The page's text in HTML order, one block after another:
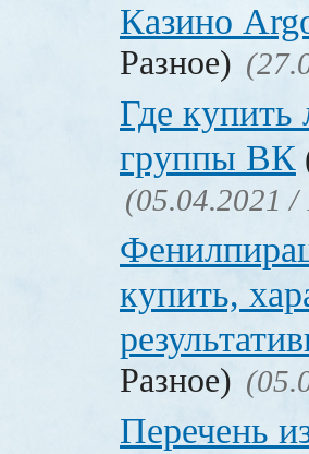
Казино
Разное)
Где купить
группы ВК
(05.04.2021 /
купить,
Разное)
Перечень